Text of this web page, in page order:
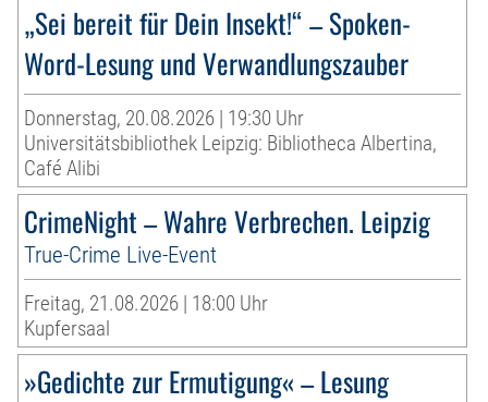
„Sei bereit für Dein Insekt!“ – Spoken-
Word-Lesung und Verwandlungszauber
Donnerstag, 20.08.2026 | 19:30 Uhr
Universitätsbibliothek Leipzig: Bibliotheca Albertina,
Café Alibi
CrimeNight – Wahre Verbrechen. Leipzig
True-Crime Live-Event
Freitag, 21.08.2026 | 18:00 Uhr
Kupfersaal
»Gedichte zur Ermutigung« – Lesung